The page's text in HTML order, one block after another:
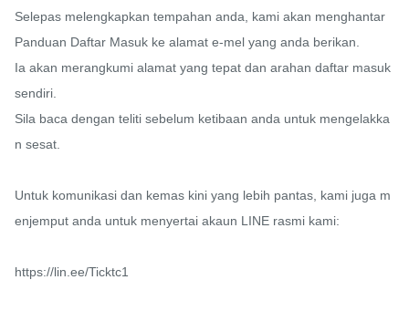
Selepas melengkapkan tempahan anda, kami akan menghantar
Panduan Daftar Masuk ke alamat e-mel yang anda berikan.
Ia akan merangkumi alamat yang tepat dan arahan daftar masuk
sendiri.
Sila baca dengan teliti sebelum ketibaan anda untuk mengelakka
n sesat.
Untuk komunikasi dan kemas kini yang lebih pantas, kami juga m
enjemput anda untuk menyertai akaun LINE rasmi kami:
https://lin.ee/Ticktc1